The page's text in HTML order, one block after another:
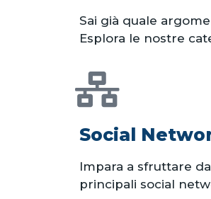
Sai già quale
Esplora le nostre
Social
Impara a sfruttare
principali social